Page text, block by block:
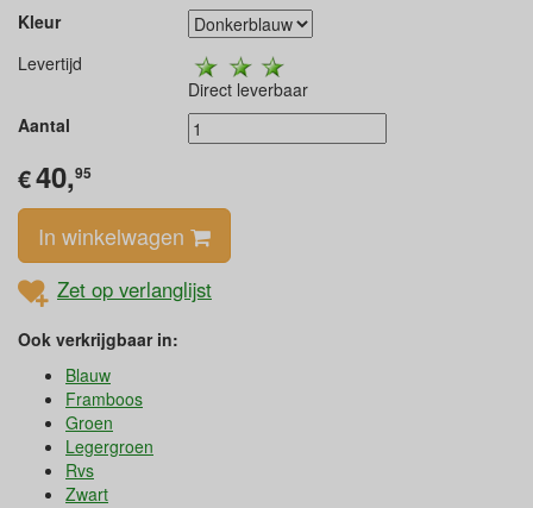
Kleur
Levertijd
Direct leverbaar
Aantal
€40,95
In winkelwagen
Zet op verlanglijst
Ook verkrijgbaar in:
Blauw
Framboos
Groen
Legergroen
Rvs
Zwart